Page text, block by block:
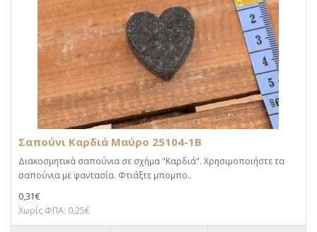
Σαπούνι Καρδιά Μαύρο 25104-1B
Διακοσμητικά σαπούνια σε σχήμα "Καρδιά". Χρησιμοποιήστε τα
σαπούνια με φαντασία. Φτιάξτε μπομπο..
0,31€
Χωρίς ΦΠΑ: 0,25€